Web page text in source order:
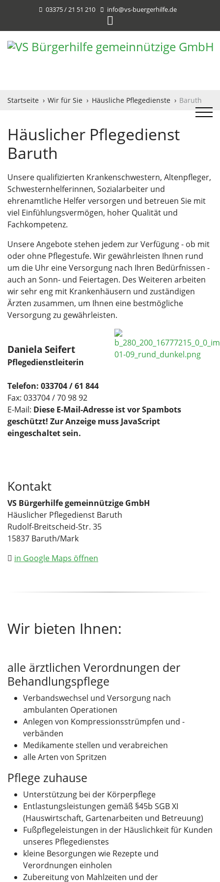
03375 / 21 51 210 info@vs-buergerhilfe.de
Startseite Wir für Sie Häusliche Pflegedienste Baruth
Häuslicher Pflegedienst
Baruth
Unsere qualifizierten Krankenschwestern, Altenpfleger,
Schwesternhelferinnen, Sozialarbeiter und
ehrenamtliche Helfer versorgen und betreuen Sie mit
viel Einfühlungsvermögen, hoher Qualität und
Fachkompetenz.
Unsere Angebote stehen jedem zur Verfügung - ob mit
oder ohne Pflegestufe. Wir gewährleisten Ihnen rund
um die Uhr eine Versorgung nach Ihren Bedürfnissen -
auch an Sonn- und Feiertagen. Des Weiteren arbeiten
wir sehr eng mit Krankenhäusern und zuständigen
Ärzten zusammen, um Ihnen eine bestmögliche
Versorgung zu gewährleisten.
Daniela Seifert
Pflegedienstleiterin
Telefon: 033704 / 61 844
Fax: 033704 / 70 98 92
E-Mail: Diese E-Mail-Adresse ist vor Spambots
geschützt! Zur Anzeige muss JavaScript
eingeschaltet sein.
Kontakt
VS Bürgerhilfe gemeinnützige GmbH
Häuslicher Pflegedienst Baruth
Rudolf-Breitscheid-Str. 35
15837 Baruth/Mark
in Google Maps öffnen
Wir bieten Ihnen:
alle ärztlichen Verordnungen der
Behandlungspflege
Verbandswechsel und Versorgung nach
ambulanten Operationen
Anlegen von Kompressionsstrümpfen und -
verbänden
Medikamente stellen und verabreichen
alle Arten von Spritzen
Pflege zuhause
Unterstützung bei der Körperpflege
Entlastungsleistungen gemäß §45b SGB XI
(Hauswirtschaft, Gartenarbeiten und Betreuung)
Fußpflegeleistungen in der Häuslichkeit für Kunden
unseres Pflegedienstes
kleine Besorgungen wie Rezepte und
Verordnungen einholen
Zubereitung von Mahlzeiten und der